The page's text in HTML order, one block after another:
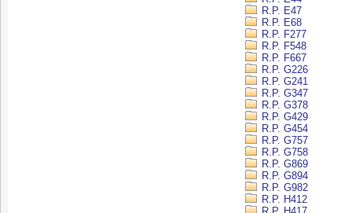
R.P. E47
R.P. E68
R.P. F277
R.P. F548
R.P. F667
R.P. G226
R.P. G241
R.P. G347
R.P. G378
R.P. G429
R.P. G454
R.P. G757
R.P. G758
R.P. G869
R.P. G894
R.P. G982
R.P. H412